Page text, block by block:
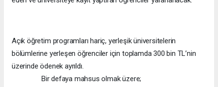
Açık öğretim programları hariç, yerleşik üniversitelerin
bölümlerine yerleşen öğrenciler için toplamda 300 bin TL’nin
üzerinde ödenek ayrıldı.
Bir defaya mahsus olmak üzere;